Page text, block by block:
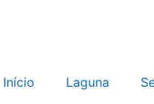
Início Laguna